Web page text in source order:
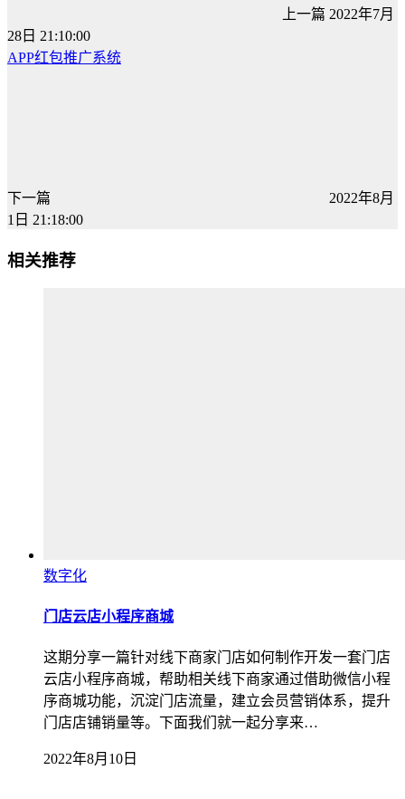
上一篇 2022年7月
28日 21:10:00
APP红包推广系统
下一篇
2022年8月
1日 21:18:00
相关推荐
数字化
门店云店小程序商城
这期分享一篇针对线下商家门店如何制作开发一套门店
云店小程序商城，帮助相关线下商家通过借助微信小程
序商城功能，沉淀门店流量，建立会员营销体系，提升
门店店铺销量等。下面我们就一起分享来…
2022年8月10日